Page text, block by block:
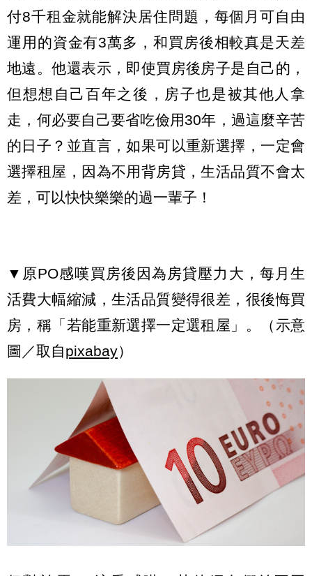
付8千租金就能解決居住問題，每個月可自由
運用的資金有3萬多，和買房後相較真是天差
地遠。他還表示，即使買房後房子是自己的，
但想想自己百年之後，房子也是被其他人拿
走，何必要自己要省吃儉用30年，過這麼辛苦
的日子？並直言，如果可以重新選擇，一定會
選擇租屋，因為不用背房貸，生活品質不會太
差，可以快快樂樂的過一輩子！
▼原PO感嘆買房後因為房貸壓力大，每月生
活費大幅縮減，生活品質變得很差，很後悔買
房，稱「若能重新選擇一定選租屋」。（示意
圖／取自pixabay）